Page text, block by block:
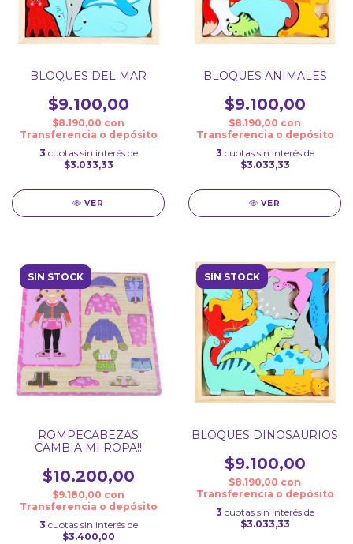
BLOQUES DEL MAR
$9.100,00
$8.190,00 con
Transferencia o depósito
3 cuotas sin interés de
$3.033,33
VER
BLOQUES ANIMALES
$9.100,00
$8.190,00 con
Transferencia o depósito
3 cuotas sin interés de
$3.033,33
VER
SIN STOCK
ROMPECABEZAS
CAMBIA MI ROPA!!
$10.200,00
$9.180,00 con
Transferencia o depósito
3 cuotas sin interés de
$3.400,00
SIN STOCK
BLOQUES DINOSAURIOS
$9.100,00
$8.190,00 con
Transferencia o depósito
3 cuotas sin interés de
$3.033,33